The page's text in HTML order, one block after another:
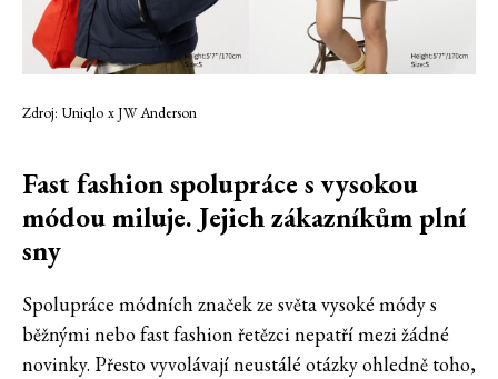
Zdroj: Uniqlo x JW Anderson
Fast fashion spolupráce s vysokou
módou miluje. Jejich zákazníkům plní
sny
Spolupráce módních značek ze světa vysoké módy s
běžnými nebo fast fashion řetězci nepatří mezi žádné
novinky. Přesto vyvolávají neustálé otázky ohledně toho,